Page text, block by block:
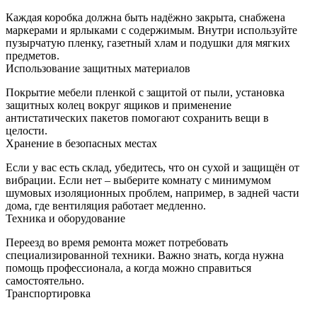
Каждая коробка должна быть надёжно закрыта, снабжена
маркерами и ярлыками с содержимым. Внутри используйте
пузырчатую пленку, газетный хлам и подушки для мягких
предметов.
Использование защитных материалов
Покрытие мебели пленкой с защитой от пыли, установка
защитных колец вокруг ящиков и применение
антистатических пакетов помогают сохранить вещи в
целости.
Хранение в безопасных местах
Если у вас есть склад, убедитесь, что он сухой и защищён от
вибрации. Если нет – выберите комнату с минимумом
шумовых изоляционных проблем, например, в задней части
дома, где вентиляция работает медленно.
Техника и оборудование
Переезд во время ремонта может потребовать
специализированной техники. Важно знать, когда нужна
помощь профессионала, а когда можно справиться
самостоятельно.
Транспортировка